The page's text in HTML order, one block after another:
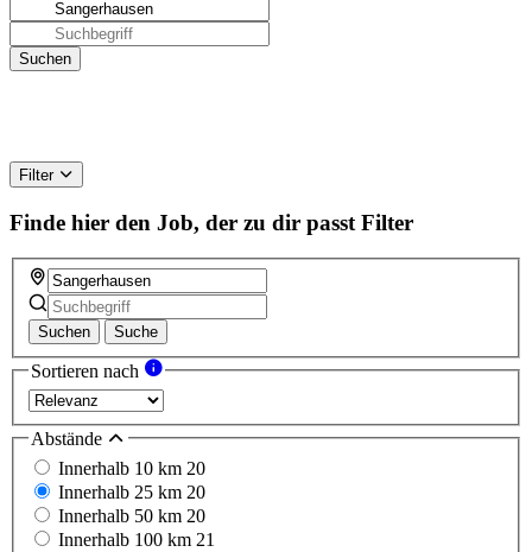
Filter
Finde hier den Job, der zu dir passt Filter
Suchen Suche
Sortieren nach
Abstände
Innerhalb 10 km 20
Innerhalb 25 km 20
Innerhalb 50 km 20
Innerhalb 100 km 21